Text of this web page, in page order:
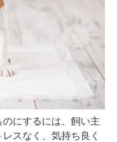
にするには、飼い主
スなく、気持ち良く